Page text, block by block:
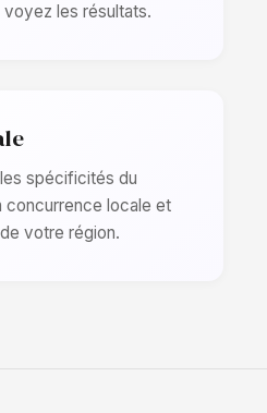
les résultats.
spécificités du
concurrence locale et
votre région.